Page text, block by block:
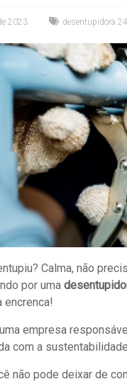
2023 desentupidora
Calma, não
por uma
encrenca!
empresa
com a
não pode deixar de